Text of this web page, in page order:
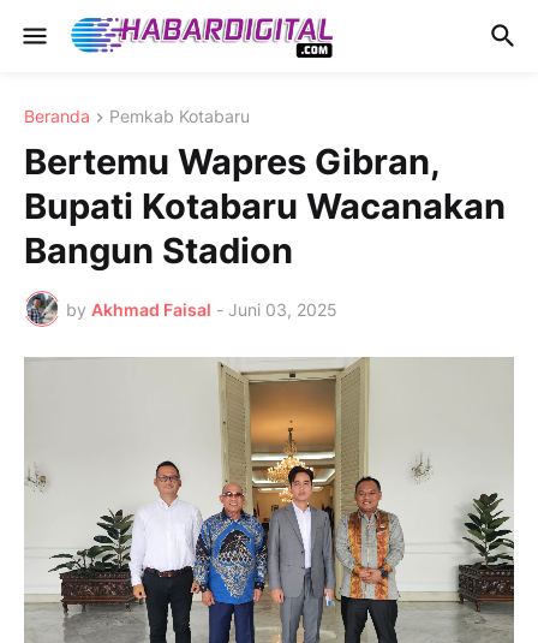
Beranda Pemkab Kotabaru
Bertemu Wapres Gibran,
Bupati Kotabaru Wacanakan
Bangun Stadion
by Akhmad Faisal - Juni 03, 2025